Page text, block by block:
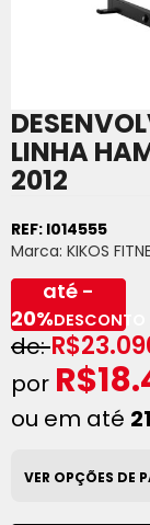
LINHA
2012
REF: I014555
Marca: KIKOS
até -
20%DESCONTO
ou em até
VER OPÇÕES DE
Saltar
para
o
início
Galeria
de
imagens